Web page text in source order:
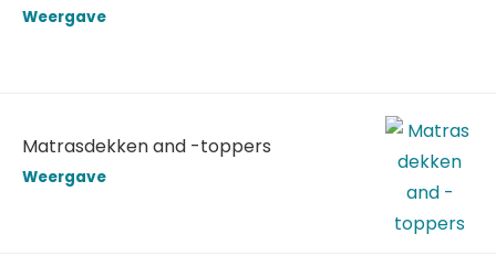
Weergave
Matrasdekken and -toppers
Weergave